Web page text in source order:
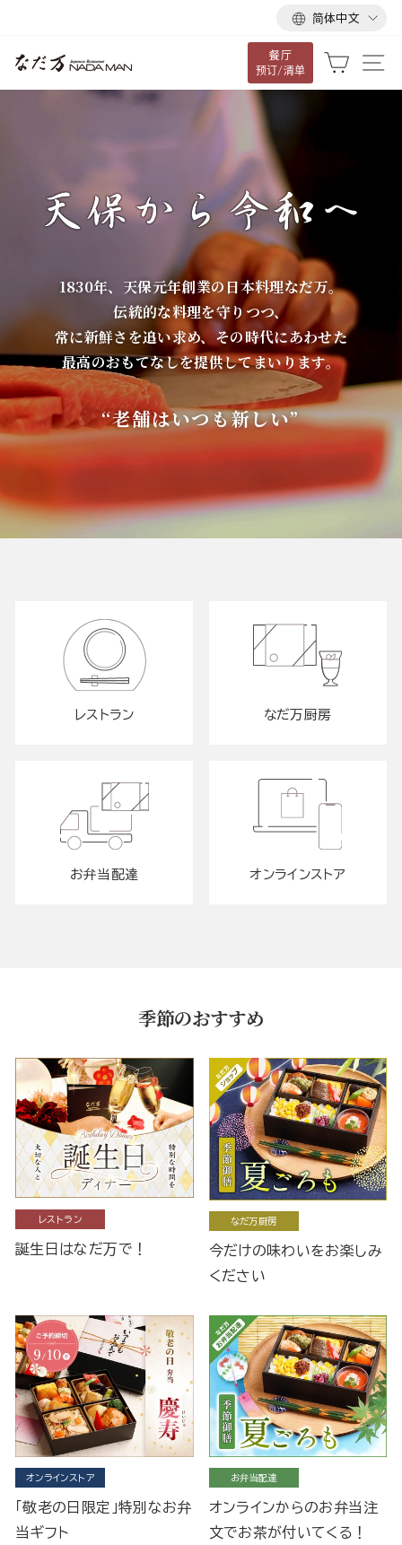
语
言
简体中文
な
餐厅
预订/清单
大车
1830年、天保元年創業の日本料理なだ万。
伝統的な料理を守りつつ、
常に新鮮さを追い求め、その時代にあわせた
最高のおもてなしを提供してまいります。
“老舗はいつも新しい”
レストラン なだ万厨房
お弁当配達 オンラインストア
季節のおすすめ
レストラン
誕生日はなだ万で！
なだ万厨房
今だけの味わいをお楽しみ
ください
オンラインストア
「敬老の日限定」特別なお弁
当ギフト
お弁当配達
オンラインからのお弁当注
文でお茶が付いてくる！